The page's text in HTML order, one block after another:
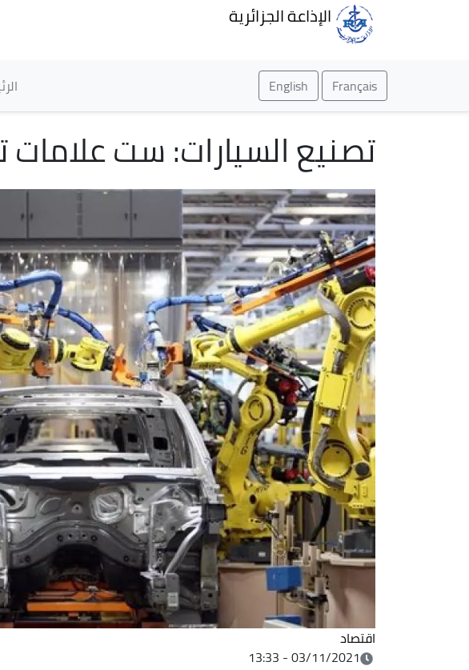
الإذاعة الجزائرية
Français
English
تصنيع السيارات: ست علامات
اقتصاد
03/11/2021 - 13:33